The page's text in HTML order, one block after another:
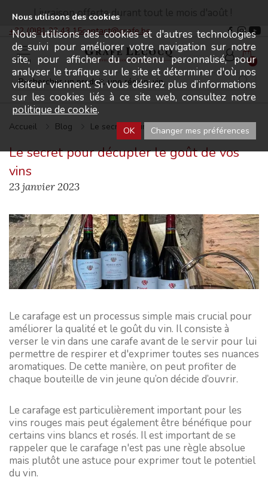
Livraison offerte durant tout le mois d'août !
+32 (0)81 22 43 15contact@grafe.be
Menu 0
Accueil Blog Le secret pour décupler le goût de vos vins
Le secret pour décupler le goût de vos
vins
23 janvier 2023
Le carafage est un processus simple mais crucial pour
améliorer la qualité et le goût du vin. Il consiste à
verser le vin dans une carafe avant de le servir pour lui
permettre de respirer et d'exprimer toutes ses nuances
aromatiques. De cette manière, on peut profiter de
chaque bouteille de vin jeune qu’on décide d’ouvrir.
Le carafage est particulièrement important pour les
vins rouges mais peut également être bénéfique pour
certains vins blancs et rosés. Il est important de se
rappeler que le carafage n'est pas une règle absolue
mais plutôt une astuce pour exprimer tout le potentiel
du vin.
Nous utilisons des cookies
Nous utilisons des cookies et d'autres technologies
de suivi pour améliorer votre navigation sur notre
site, pour afficher du contenu peronnalisé, pour
analyser le trafique sur le site et déterminer d'où nos
visiteur viennent. Si vous désirez plus d’informations
sur les cookies liés à ce site web, consultez notre
politique de cookie.
OK Changer mes préférences